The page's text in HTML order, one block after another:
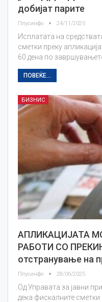
добијат парите
Плусинфо 24/11/2025
Исплатата на
сметки преку
60 дена по
ПОВЕЌЕ...
БИЗНИС
АПЛИКАЦИЈАТА
РАБОТИ СО
отстранување на
Плусинфо 28/06/2025
Од Управата за јавни
дека фискалните